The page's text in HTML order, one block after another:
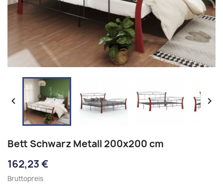
 
Bett Schwarz Metall 200x200 cm
162,23 €
Bruttopreis